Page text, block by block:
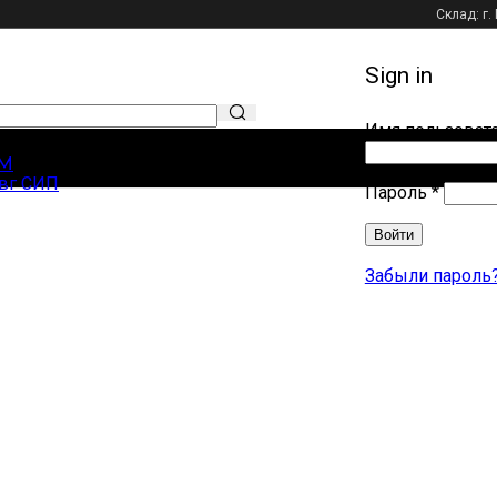
Склад:
ЗАПРОСЫ
СИП
Sign in
Имя
Пароль*
Войти
Забыли